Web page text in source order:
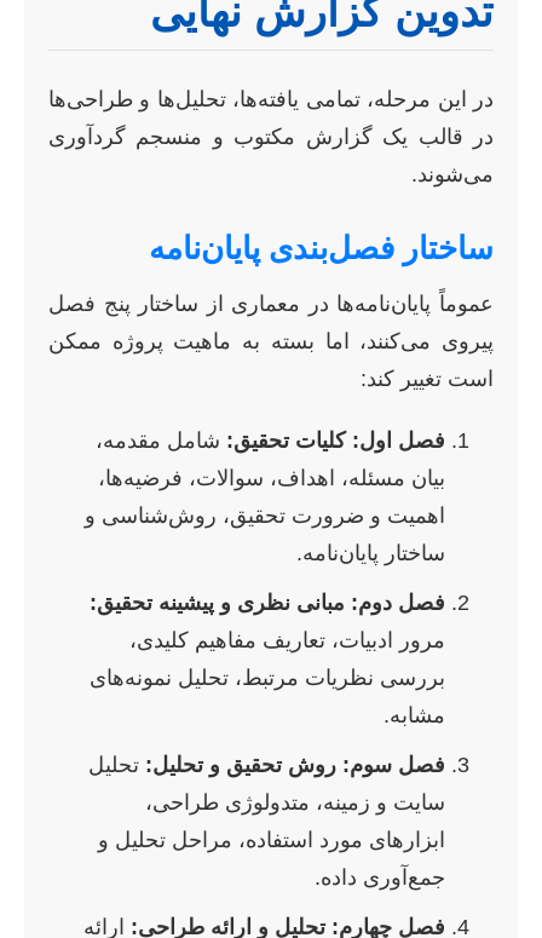
تدوین گزارش نهایی
در این مرحله، تمامی یافته‌ها، تحلیل‌ها و طراحی‌ها
در قالب یک گزارش مکتوب و منسجم گردآوری
می‌شوند.
ساختار فصل‌بندی پایان‌نامه
عموماً پایان‌نامه‌ها در معماری از ساختار پنج فصل
پیروی می‌کنند، اما بسته به ماهیت پروژه ممکن
است تغییر کند:
فصل اول: کلیات تحقیق: شامل مقدمه،
بیان مسئله، اهداف، سوالات، فرضیه‌ها،
اهمیت و ضرورت تحقیق، روش‌شناسی و
ساختار پایان‌نامه.
فصل دوم: مبانی نظری و پیشینه تحقیق:
مرور ادبیات، تعاریف مفاهیم کلیدی،
بررسی نظریات مرتبط، تحلیل نمونه‌های
مشابه.
فصل سوم: روش تحقیق و تحلیل: تحلیل
سایت و زمینه، متدولوژی طراحی،
ابزارهای مورد استفاده، مراحل تحلیل و
جمع‌آوری داده.
فصل چهارم: تحلیل و ارائه طراحی: ارائه